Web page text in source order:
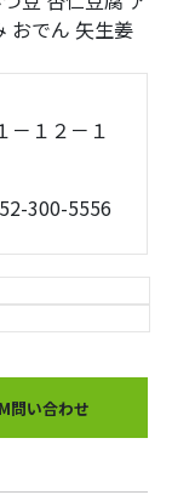
おでん 矢生姜
－１２－１
300-5556
問い合わせ